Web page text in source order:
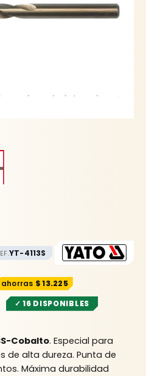
YT-4113S
$13.225
✓ 16 DISPONIBLES
Cobalto. Especial para
de alta dureza. Punta de
Máxima durabilidad